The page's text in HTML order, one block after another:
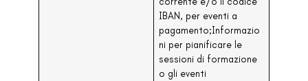
IBAN, per eventi a
pagamento;Informazio
ni per pianificare le
sessioni di formazione
o gli eventi